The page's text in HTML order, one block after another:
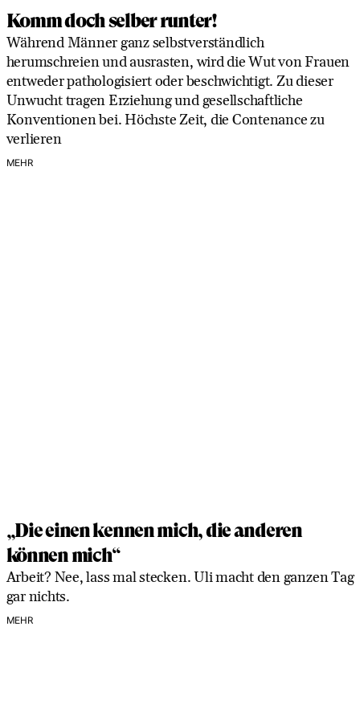
Komm doch selber runter!
Während Männer ganz selbstverständlich
herumschreien und ausrasten, wird die Wut von Frauen
entweder pathologisiert oder beschwichtigt. Zu dieser
Unwucht tragen Erziehung und gesellschaftliche
Konventionen bei. Höchste Zeit, die Contenance zu
verlieren
MEHR
„Die einen kennen mich, die anderen
können mich“
Arbeit? Nee, lass mal stecken. Uli macht den ganzen Tag
gar nichts.
MEHR